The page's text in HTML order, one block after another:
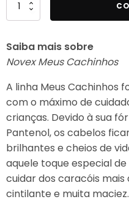
Quantidade
de
Meus
Cachinhos
de
Pentear
300ml
Saiba mais sobre
Novex Meus Cachinhos
A linha Meus Cachinhos
com o máximo de
crianças. Devido à sua
Pantenol, os cabelos
brilhantes e cheios de
aquele toque especial
cuidar dos caracóis mais
cintilante e muita maciez.